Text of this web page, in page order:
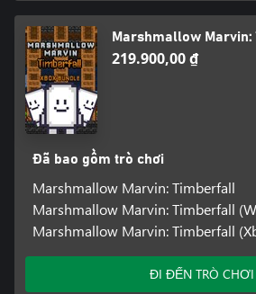
Marshmallow
219.900,00 ₫
Đã bao gồm trò chơi
Marshmallow Marvin: Timberfall
Marshmallow Marvin: Timberfall
Marshmallow Marvin: Timberfall
ĐI ĐẾN TRÒ CHƠI